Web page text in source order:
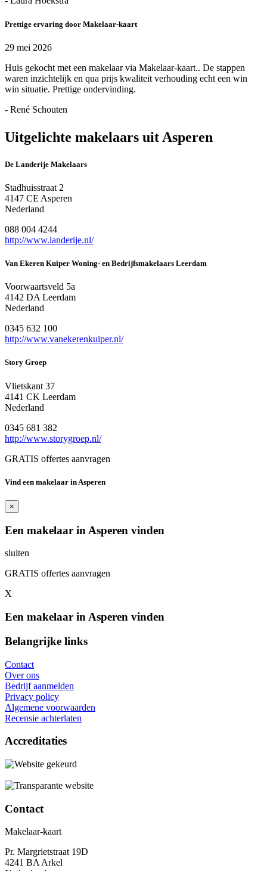
Prettige ervaring door Makelaar-kaart
29 mei 2026
Huis gekocht met een makelaar via Makelaar-kaart.. De stappen
waren inzichtelijk en qua prijs kwaliteit verhouding echt een win
win situatie. Prettige ondervinding.
- René Schouten
Uitgelichte makelaars uit Asperen
De Landerije Makelaars
Stadhuisstraat 2
4147 CE Asperen
Nederland
088 004 4244
http://www.landerije.nl/
Van Ekeren Kuiper Woning- en Bedrijfsmakelaars Leerdam
Voorwaartsveld 5a
4142 DA Leerdam
Nederland
0345 632 100
http://www.vanekerenkuiper.nl/
Story Groep
Vlietskant 37
4141 CK Leerdam
Nederland
0345 681 382
http://www.storygroep.nl/
GRATIS offertes aanvragen
Vind een makelaar in Asperen
×
Een makelaar in Asperen vinden
sluiten
GRATIS offertes aanvragen
X
Een makelaar in Asperen vinden
Belangrijke links
Contact
Over ons
Bedrijf aanmelden
Privacy policy
Algemene voorwaarden
Recensie achterlaten
Accreditaties
Contact
Makelaar-kaart
Pr. Margrietstraat 19D
4241 BA Arkel